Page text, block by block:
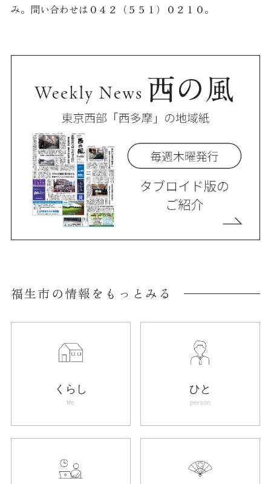
み。問い合わせは０４２（５５１）０２１０。
福生市の情報をもっとみる
くらし
life
ひと
person